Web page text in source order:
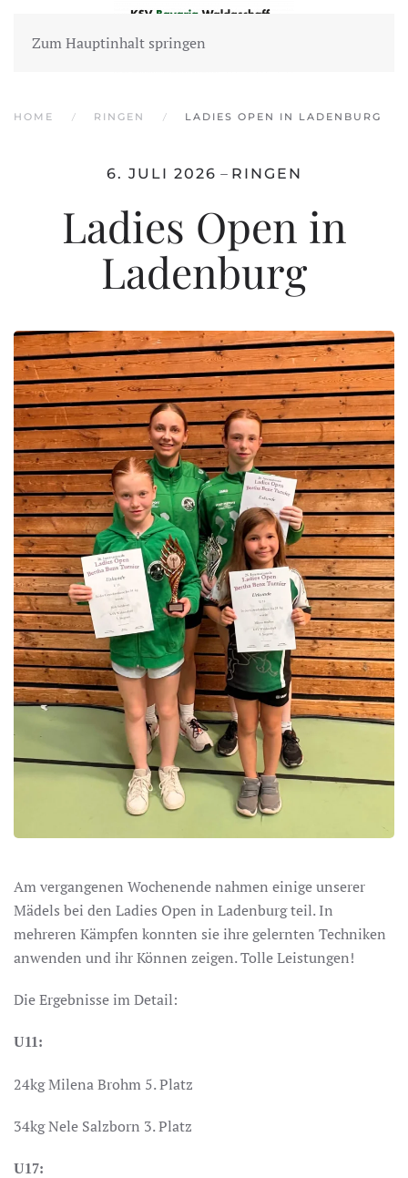
Zum Hauptinhalt springen
HOME RINGEN LADIES OPEN IN LADENBURG
6. JULI 2026 – RINGEN
Ladies Open in
Ladenburg
Am vergangenen Wochenende nahmen einige unserer
Mädels bei den Ladies Open in Ladenburg teil. In
mehreren Kämpfen konnten sie ihre gelernten Techniken
anwenden und ihr Können zeigen. Tolle Leistungen!
Die Ergebnisse im Detail:
U11:
24kg Milena Brohm 5. Platz
34kg Nele Salzborn 3. Platz
U17: